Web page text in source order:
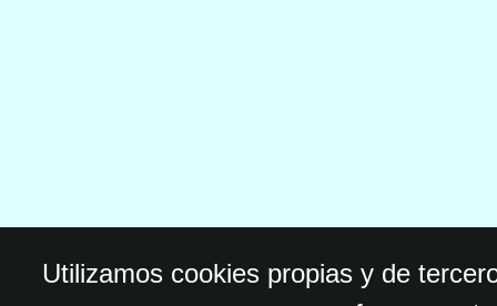
Utilizamos cookies propias y de